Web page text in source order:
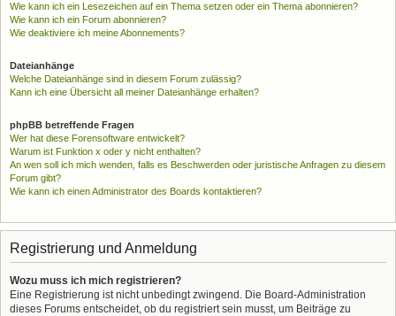
Wie kann ich ein Lesezeichen auf ein Thema setzen oder ein Thema abonnieren?
Wie kann ich ein Forum abonnieren?
Wie deaktiviere ich meine Abonnements?
Dateianhänge
Welche Dateianhänge sind in diesem Forum zulässig?
Kann ich eine Übersicht all meiner Dateianhänge erhalten?
phpBB betreffende Fragen
Wer hat diese Forensoftware entwickelt?
Warum ist Funktion x oder y nicht enthalten?
An wen soll ich mich wenden, falls es Beschwerden oder juristische Anfragen zu diesem
Forum gibt?
Wie kann ich einen Administrator des Boards kontaktieren?
Registrierung und Anmeldung
Wozu muss ich mich registrieren?
Eine Registrierung ist nicht unbedingt zwingend. Die Board-Administration
dieses Forums entscheidet, ob du registriert sein musst, um Beiträge zu